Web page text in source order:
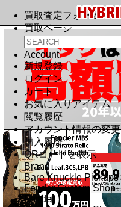
買取査定フォーム
買取ページ
Account
新規登録
ログイン
カート
お気に入りアイテム
閲覧履歴
アカウント情報の変更
購入履歴
QRコードを表示
Brand
Bare Knuckle Pickups
Fender Custom Shop
Fender